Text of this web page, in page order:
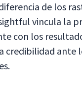
de los
vincula la
con los
credibilidad ante